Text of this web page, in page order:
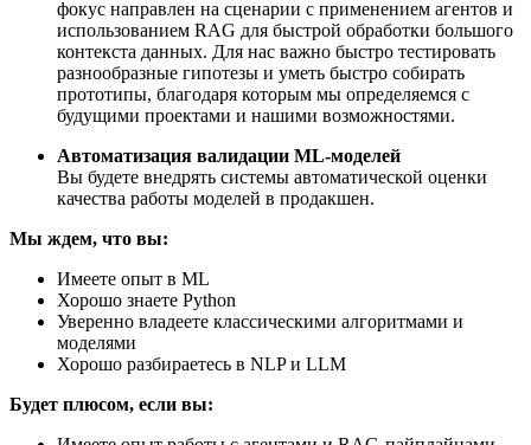
фокус направлен на сценарии с применением агентов и
использованием RAG для быстрой обработки большого
контекста данных. Для нас важно быстро тестировать
разнообразные гипотезы и уметь быстро собирать
прототипы, благодаря которым мы определяемся с
будущими проектами и нашими возможностями.
Автоматизация валидации ML-моделей
Вы будете внедрять системы автоматической оценки
качества работы моделей в продакшен.
Мы ждем, что вы:
Имеете опыт в ML
Хорошо знаете Python
Уверенно владеете классическими алгоритмами и
моделями
Хорошо разбираетесь в NLP и LLM
Будет плюсом, если вы: